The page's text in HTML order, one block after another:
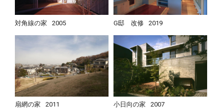
対角線の家 2005 G邸 改修 2019
扇網の家 2011 小日向の家 2007